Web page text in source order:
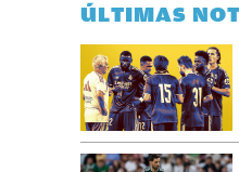
ÚLTIMAS